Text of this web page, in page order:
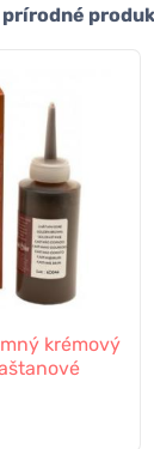
krémový